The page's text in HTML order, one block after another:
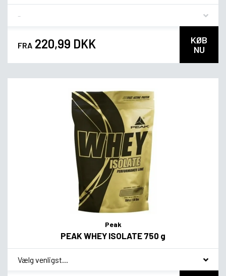
FRA 220,99 DKK
KØB
NU
Peak
PEAK WHEY ISOLATE 750 g
* Smagsvariant